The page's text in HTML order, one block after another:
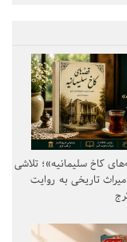
کاخ سلیمانیه»؛ تلاشی
تاریخی به روایت